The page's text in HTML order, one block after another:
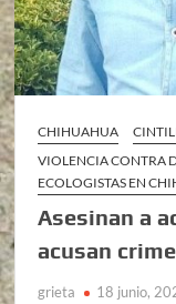
CHIHUAHUA
VIOLENCIA CONTRA
ECOLOGISTAS EN
Asesinan a
acusan
grieta 18 junio,